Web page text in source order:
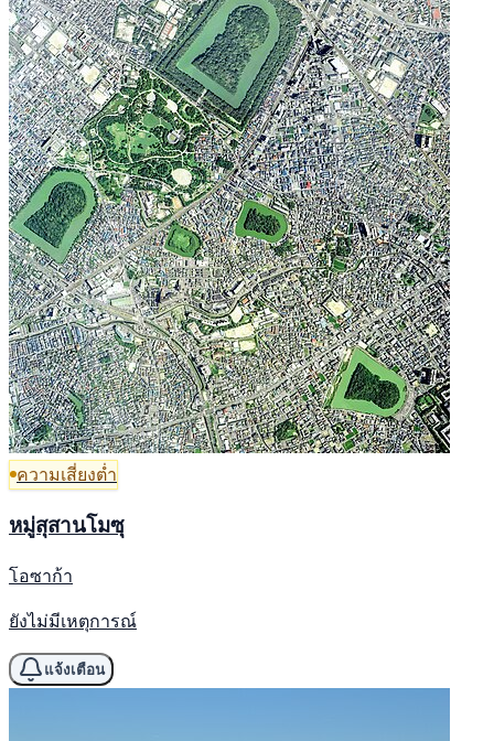
ความเสี่ยงต่ำ
หมู่สุสานโมซุ
โอซาก้า
ยังไม่มีเหตุการณ์
แจ้งเตือน